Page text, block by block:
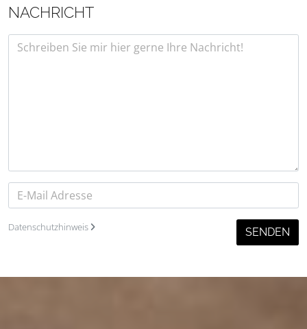
NACHRICHT
Datenschutzhinweis SENDEN